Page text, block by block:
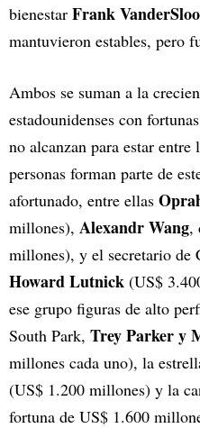
bienestar Frank
mantuvieron estables, pero
Ambos se suman a la
estadounidenses con
no alcanzan para estar
personas forman parte de
afortunado, entre ellas
millones), Alexandr Wang,
millones), y el secretario de
Howard Lutnick (US$
ese grupo figuras de alto
South Park, Trey Parker y
millones cada uno), la
(US$ 1.200 millones) y la
fortuna de US$ 1.600